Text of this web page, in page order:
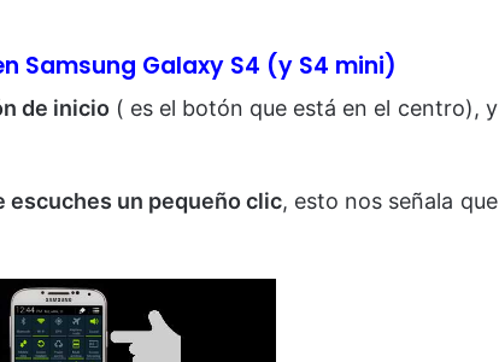
Samsung Galaxy S4 (y S4 mini)
de inicio( es el botón que está en el centro), y
escuches un pequeño clic, esto nos señala que